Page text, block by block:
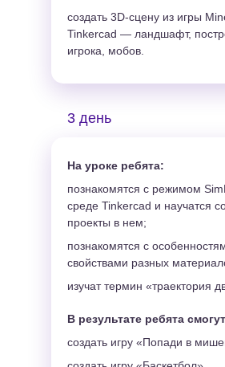
создать 3D-сцену из игры
Tinkercad — ландшафт,
игрока, мобов.
На уроке ребята:
В результате ребята
3 день
создать игру «Попади в
познакомятся с режимом
среде Tinkercad и научатся
проекты в нем;
познакомятся с
свойствами разных
изучат термин «траектория